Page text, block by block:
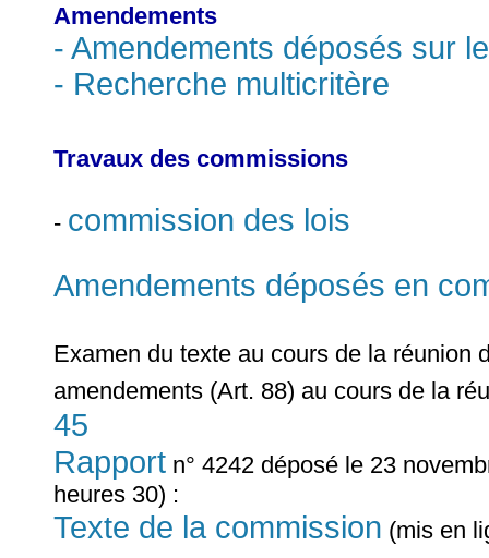
Amendements
- Amendements déposés sur
- Recherche multicritère
Travaux des commissions
- commission des lois
Amendements déposés en
Examen du texte au cours de la réunion
amendements (Art. 88) au cours de la
45
Rapport n° 4242 déposé le 23
heures 30) :
Texte de la commission (mis en